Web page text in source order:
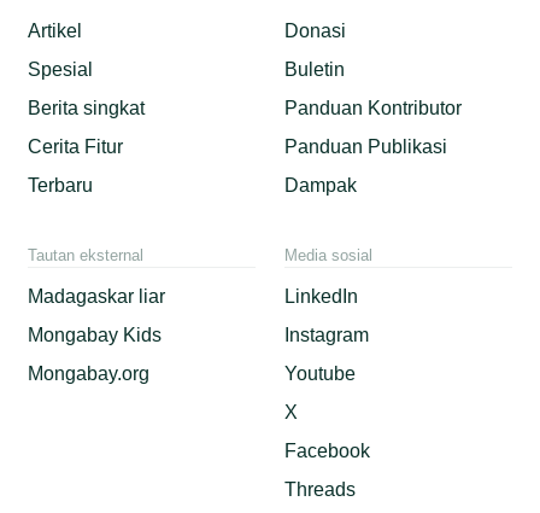
Artikel
Spesial
Berita singkat
Cerita Fitur
Terbaru
Donasi
Buletin
Panduan Kontributor
Panduan Publikasi
Dampak
Tautan eksternal
Madagaskar liar
Mongabay Kids
Mongabay.org
Media sosial
LinkedIn
Instagram
Youtube
X
Facebook
Threads